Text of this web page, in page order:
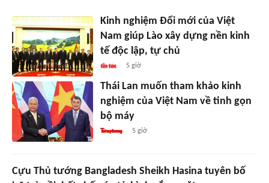
Kinh nghiệm Đổi mới của Việt
Nam giúp Lào xây dựng nền kinh
tế độc lập, tự chủ
5 giờ
Thái Lan muốn tham khảo kinh
nghiệm của Việt Nam về tinh gọn
bộ máy
5 giờ
Cựu Thủ tướng Bangladesh Sheikh Hasina tuyên bố